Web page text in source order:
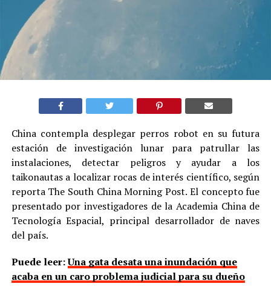
China contempla desplegar perros robot en su futura
estación de investigación lunar para patrullar las
instalaciones, detectar peligros y ayudar a los
taikonautas a localizar rocas de interés científico, según
reporta The South China Morning Post. El concepto fue
presentado por investigadores de la Academia China de
Tecnología Espacial, principal desarrollador de naves
del país.
Puede leer:Una gata desata una inundación que
acaba en un caro problema judicial para su dueño